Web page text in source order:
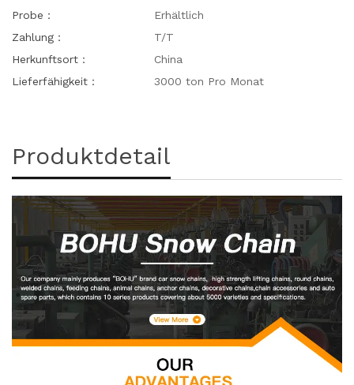
Probe：
Erhältlich
Zahlung：
T/T
Herkunftsort：
China
Lieferfähigkeit：
3000 ton Pro Monat
Produktdetail